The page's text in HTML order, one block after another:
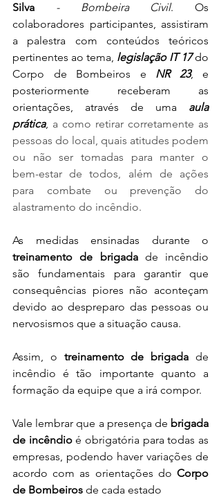
Silva
- Bombeira Civil. Os
colaboradores participantes, assistiram
a palestra com conteúdos teóricos
pertinentes ao tema, legislação IT 17 do
Corpo de Bombeiros e NR 23, e
posteriormente receberam as
orientações, através de uma aula
prática, a como retirar corretamente as
pessoas do local, quais atitudes podem
ou não ser tomadas para manter o
bem-estar de todos, além de ações
para combate ou prevenção do
alastramento do incêndio.
treinamento de brigada de incêndio
são fundamentais para garantir que
consequências piores não aconteçam
devido ao despreparo das pessoas ou
nervosismos que a situação causa.
Assim, o treinamento de brigada de
incêndio é tão importante quanto a
formação da equipe que a irá compor.
Vale lembrar que a presença de brigada
de incêndio é obrigatória para todas as
empresas, podendo haver variações de
acordo com as orientações do Corpo
de Bombeiros de cada estado